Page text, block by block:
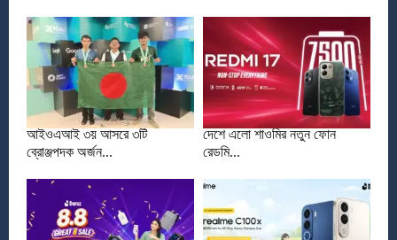
আইওএআই ৩য় আসরে ৩টি
ব্রোঞ্জপদক অর্জন...
দেশে এলো শাওমির নতুন ফোন
রেডমি...